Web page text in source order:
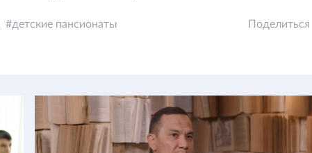
детские пансионаты Поделиться